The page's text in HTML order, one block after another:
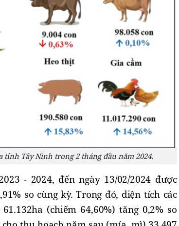
tỉnh Tây Ninh trong 2 tháng đầu năm 2024.
- 2024, đến ngày 13/02/2024 được
so cùng kỳ. Trong đó, diện tích các
(chiếm 64,60%) tăng 0,2% so